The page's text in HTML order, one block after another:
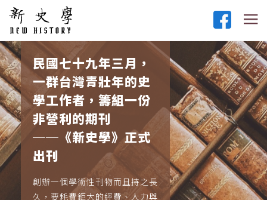
民國七十九年三月，
一群台灣青壯年的史
學工作者，籌組一份
非營利的期刊
──《新史學》正式
出刊
創辦一個學術性刊物而且持之長
久，要耗費鉅大的經費、人力與